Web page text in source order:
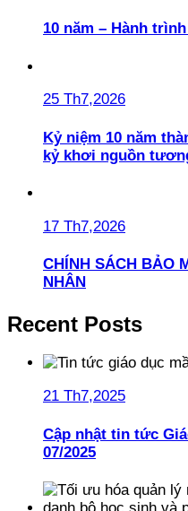
10 năm – Hành
25 Th7,2026
Kỷ niệm 10 năm
kỷ khơi nguồn
17 Th7,2026
CHÍNH SÁCH BẢO
NHÂN
Recent Posts
21 Th7,2025
Cập nhật tin tức
07/2025